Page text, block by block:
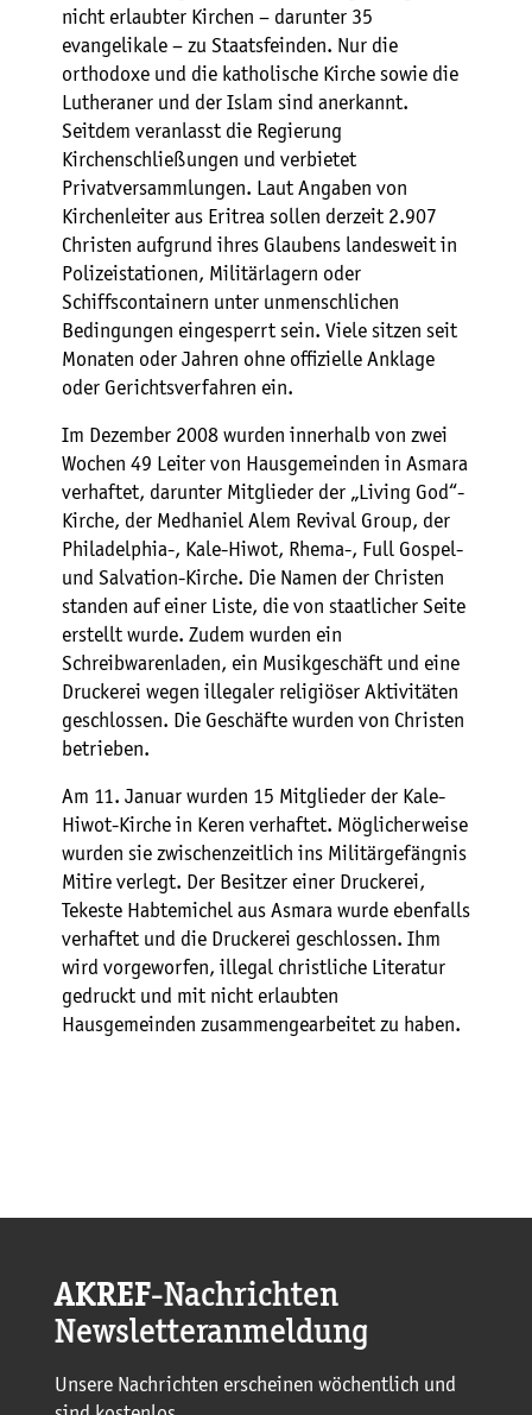
nicht erlaubter Kirchen – darunter 35
evangelikale – zu Staatsfeinden. Nur die
orthodoxe und die katholische Kirche sowie die
Lutheraner und der Islam sind anerkannt.
Seitdem veranlasst die Regierung
Kirchenschließungen und verbietet
Privatversammlungen. Laut Angaben von
Kirchenleiter aus Eritrea sollen derzeit 2.907
Christen aufgrund ihres Glaubens landesweit in
Polizeistationen, Militärlagern oder
Schiffscontainern unter unmenschlichen
Bedingungen eingesperrt sein. Viele sitzen seit
Monaten oder Jahren ohne offizielle Anklage
oder Gerichtsverfahren ein.
Im Dezember 2008 wurden innerhalb von zwei
Wochen 49 Leiter von Hausgemeinden in Asmara
verhaftet, darunter Mitglieder der „Living God“-
Kirche, der Medhaniel Alem Revival Group, der
Philadelphia-, Kale-Hiwot, Rhema-, Full Gospel-
und Salvation-Kirche. Die Namen der Christen
standen auf einer Liste, die von staatlicher Seite
erstellt wurde. Zudem wurden ein
Schreibwarenladen, ein Musikgeschäft und eine
Druckerei wegen illegaler religiöser Aktivitäten
geschlossen. Die Geschäfte wurden von Christen
betrieben.
Am 11. Januar wurden 15 Mitglieder der Kale-
Hiwot-Kirche in Keren verhaftet. Möglicherweise
wurden sie zwischenzeitlich ins Militärgefängnis
Mitire verlegt. Der Besitzer einer Druckerei,
Tekeste Habtemichel aus Asmara wurde ebenfalls
verhaftet und die Druckerei geschlossen. Ihm
wird vorgeworfen, illegal christliche Literatur
gedruckt und mit nicht erlaubten
Hausgemeinden zusammengearbeitet zu haben.
AKREF-Nachrichten
Newsletteranmeldung
Unsere Nachrichten erscheinen wöchentlich und